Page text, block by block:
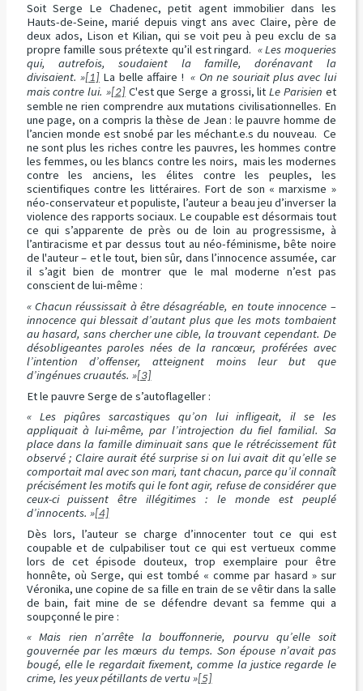
Soit Serge Le Chadenec, petit agent immobilier dans les
Hauts-de-Seine, marié depuis vingt ans avec Claire, père de
deux ados, Lison et Kilian, qui se voit peu à peu exclu de sa
propre famille sous prétexte qu’il est ringard. « Les moqueries
qui, autrefois, soudaient la famille, dorénavant la
divisaient. »[1]La belle affaire !« On ne souriait plus avec lui
mais contre lui. »[2]C'est que Serge a grossi, litLe Parisien et
semble ne rien comprendre aux mutations civilisationnelles. En
une page, on a compris la thèse de Jean : le pauvre homme de
l’ancien monde est snobé par les méchant.e.s du nouveau. Ce
ne sont plus les riches contre les pauvres, les hommes contre
les femmes, ou les blancs contre les noirs, mais les modernes
contre les anciens, les élites contre les peuples, les
scientifiques contre les littéraires. Fort de son « marxisme »
néo-conservateur et populiste, l’auteur a beau jeu d’inverser la
violence des rapports sociaux. Le coupable est désormais tout
ce qui s’apparente de près ou de loin au progressisme, à
l’antiracisme et par dessus tout au néo-féminisme, bête noire
de l'auteur – et le tout, bien sûr, dans l’innocence assumée, car
il s’agit bien de montrer que le mal moderne n’est pas
conscient de lui-même :
« Chacun réussissait à être désagréable, en toute innocence –
innocence qui blessait d’autant plus que les mots tombaient
au hasard, sans chercher une cible, la trouvant cependant. De
désobligeantes paroles nées de la rancœur, proférées avec
l’intention d’offenser, atteignent moins leur but que
d’ingénues cruautés. »[3]
Et le pauvre Serge de s’autoflageller :
« Les piqûres sarcastiques qu’on lui infligeait, il se les
appliquait à lui-même, par l’introjection du fiel familial. Sa
place dans la famille diminuait sans que le rétrécissement fût
observé ; Claire aurait été surprise si on lui avait dit qu’elle se
comportait mal avec son mari, tant chacun, parce qu’il connaît
précisément les motifs qui le font agir, refuse de considérer que
ceux-ci puissent être illégitimes : le monde est peuplé
d’innocents. »[4]
Dès lors, l’auteur se charge d’innocenter tout ce qui est
coupable et de culpabiliser tout ce qui est vertueux comme
lors de cet épisode douteux, trop exemplaire pour être
honnête, où Serge, qui est tombé « comme par hasard » sur
Véronika, une copine de sa fille en train de se vêtir dans la salle
de bain, fait mine de se défendre devant sa femme qui a
soupçonné le pire :
« Mais rien n’arrête la bouffonnerie, pourvu qu’elle soit
gouvernée par les mœurs du temps. Son épouse n’avait pas
bougé, elle le regardait fixement, comme la justice regarde le
crime, les yeux pétillants de vertu »[5]